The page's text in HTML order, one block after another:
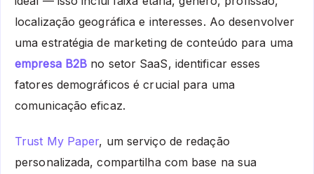
localização geográfica e interesses. Ao desenvolver
uma estratégia de marketing de conteúdo para uma
empresa B2B no setor SaaS, identificar esses
fatores demográficos é crucial para uma
comunicação eficaz.
Trust My Paper, um serviço de redação
personalizada, compartilha com base na sua